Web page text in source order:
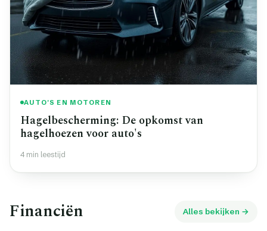
AUTO'S EN MOTOREN
Hagelbescherming: De opkomst van
hagelhoezen voor auto's
4 min leestijd
Financiën Alles bekijken →